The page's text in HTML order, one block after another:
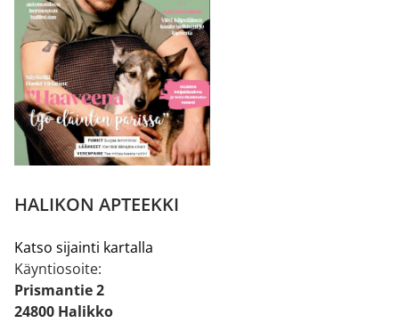
HALIKON APTEEKKI
Katso sijainti kartalla
Käyntiosoite:
Prismantie 2
24800 Halikko